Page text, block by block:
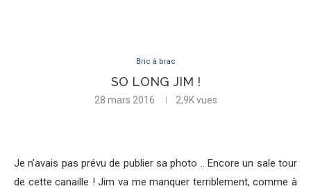
Bric à brac
SO LONG JIM !
28 mars 2016 2,9Kvues
Je n’avais pas prévu de publier sa photo .. Encore un sale tour
de cette canaille ! Jim va me manquer terriblement, comme à